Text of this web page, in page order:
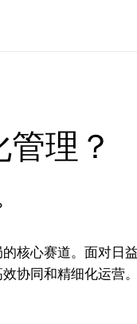
理？
核心赛道。面对日
协同和精细化运营